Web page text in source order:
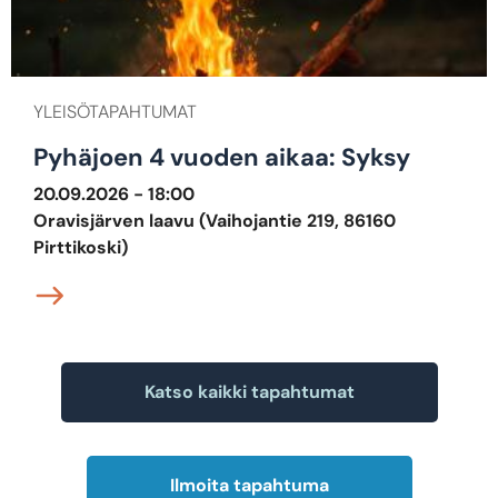
YLEISÖTAPAHTUMAT
Pyhäjoen 4 vuoden aikaa: Syksy
20.09.2026 - 18:00
Oravisjärven laavu (Vaihojantie 219, 86160
Pirttikoski)
Katso kaikki tapahtumat
Ilmoita tapahtuma